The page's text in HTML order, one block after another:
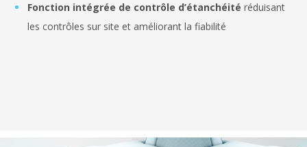
Fonction intégrée de contrôle d’étanchéité réduisant
les contrôles sur site et améliorant la fiabilité